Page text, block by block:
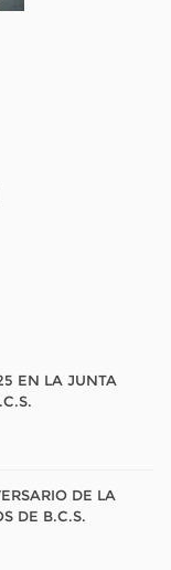
EN LA JUNTA
DE LA
DE B.C.S.